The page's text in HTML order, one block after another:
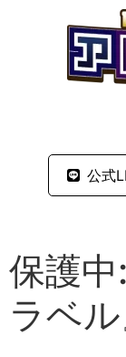
公式
保護
ラベ